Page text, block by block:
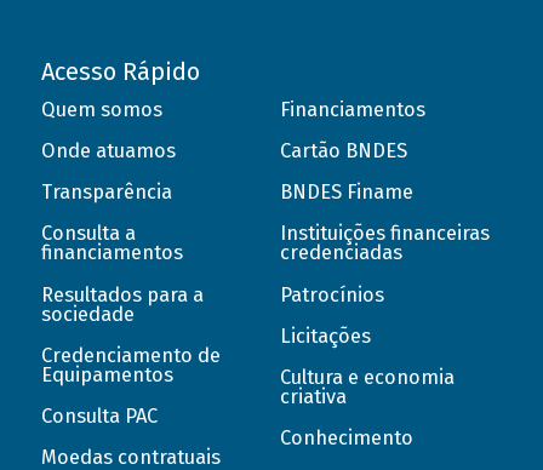
Acesso Rápido
Quem somos
Onde atuamos
Transparência
Consulta a
financiamentos
Resultados para a
sociedade
Credenciamento de
Equipamentos
Consulta PAC
Moedas contratuais
Financiamentos
Cartão BNDES
BNDES Finame
Instituições financeiras
credenciadas
Patrocínios
Licitações
Cultura e economia
criativa
Conhecimento